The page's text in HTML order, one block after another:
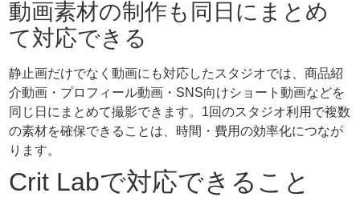
動画素材の制作も同日にまとめ
て対応できる
静止画だけでなく動画にも対応したスタジオでは、商品紹
介動画・プロフィール動画・SNS向けショート動画などを
同じ日にまとめて撮影できます。1回のスタジオ利用で複数
の素材を確保できることは、時間・費用の効率化につなが
ります。
Crit Labで対応できること